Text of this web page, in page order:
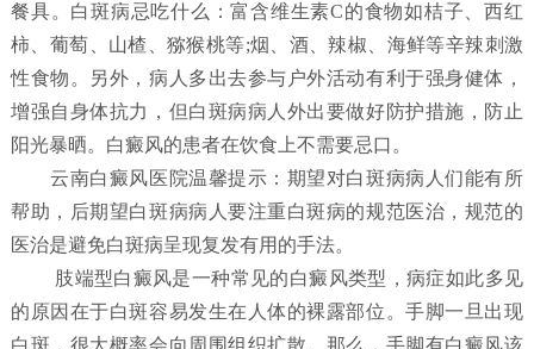
餐具。白斑病忌吃什么：富含维生素C的食物如桔子、西红
柿、葡萄、山楂、猕猴桃等;烟、酒、辣椒、海鲜等辛辣刺激
性食物。另外，病人多出去参与户外活动有利于强身健体，
增强自身体抗力，但白斑病病人外出要做好防护措施，防止
阳光暴晒。白癜风的患者在饮食上不需要忌口。
云南白癜风医院温馨提示：期望对白斑病病人们能有所
帮助，后期望白斑病病人要注重白斑病的规范医治，规范的
医治是避免白斑病呈现复发有用的手法。
肢端型白癜风是一种常见的白癜风类型，病症如此多见
的原因在于白斑容易发生在人体的裸露部位。手脚一旦出现